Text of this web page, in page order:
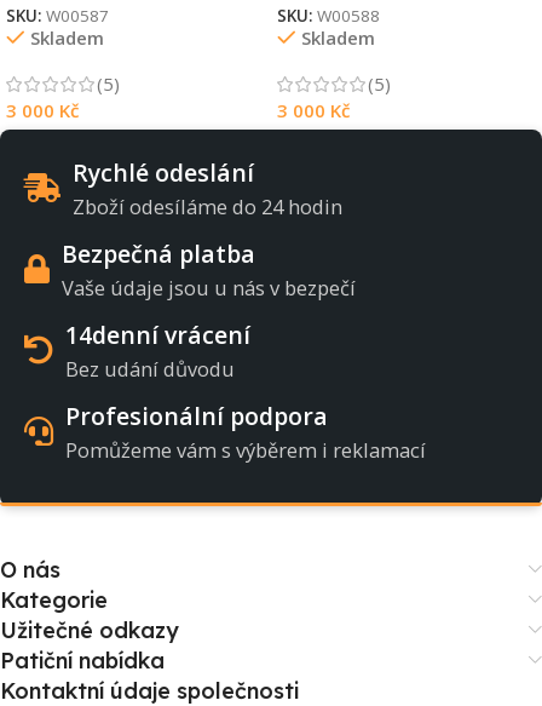
SKU: W00587
Skladem
(5)
3 000 Kč
SKU: W00588
Skladem
(5)
3 000 Kč
Rychlé odeslání
Zboží odesíláme do 24 hodin
Bezpečná platba
Vaše údaje jsou u nás v bezpečí
14denní vrácení
Bez udání důvodu
Profesionální podpora
Pomůžeme vám s výběrem i reklamací
O nás
Kategorie
Užitečné odkazy
Patiční nabídka
Kontaktní údaje společnosti